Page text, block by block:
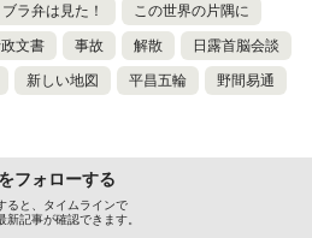
ブラ弁は見た！ この世界の片隅に
文書 事故 解散 日露首脳会談
新しい地図 平昌五輪 野間易通
フォローする
ると、タイムラインで
新記事が確認できます。